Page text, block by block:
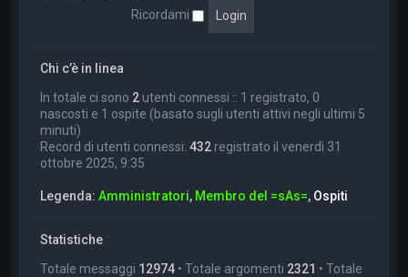
Ricordami
Chi c’è in linea
In totale ci sono 2 utenti connessi :: 1 registrato, 0
nascosti e 1 ospite (basato sugli utenti attivi negli ultimi 5
minuti)
Record di utenti connessi:432 registrato il venerdì 31
ottobre 2025, 9:35
Legenda:Amministratori, Membro del =sAs=, Ospiti
Statistiche
Totale messaggi 12974 • Totale argomenti 2321 • Totale